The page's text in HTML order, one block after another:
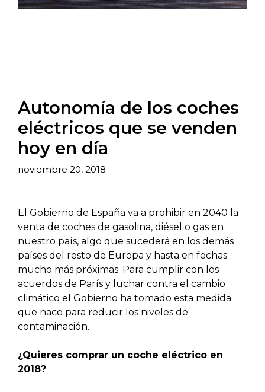
Autonomía de los coches
eléctricos que se venden
hoy en día
noviembre 20, 2018
El Gobierno de España va a prohibir en 2040 la
venta de coches de gasolina, diésel o gas en
nuestro país, algo que sucederá en los demás
países del resto de Europa y hasta en fechas
mucho más próximas. Para cumplir con los
acuerdos de París y luchar contra el cambio
climático el Gobierno ha tomado esta medida
que nace para reducir los niveles de
contaminación.
¿Quieres comprar un coche eléctrico en
2018?